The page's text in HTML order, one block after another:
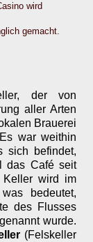
wird
gemacht.
der von
aller Arten
Brauerei
war weithin
sich befindet,
das Café seit
Keller wird im
bedeutet,
des Flusses
genannt wurde.
(Felskeller